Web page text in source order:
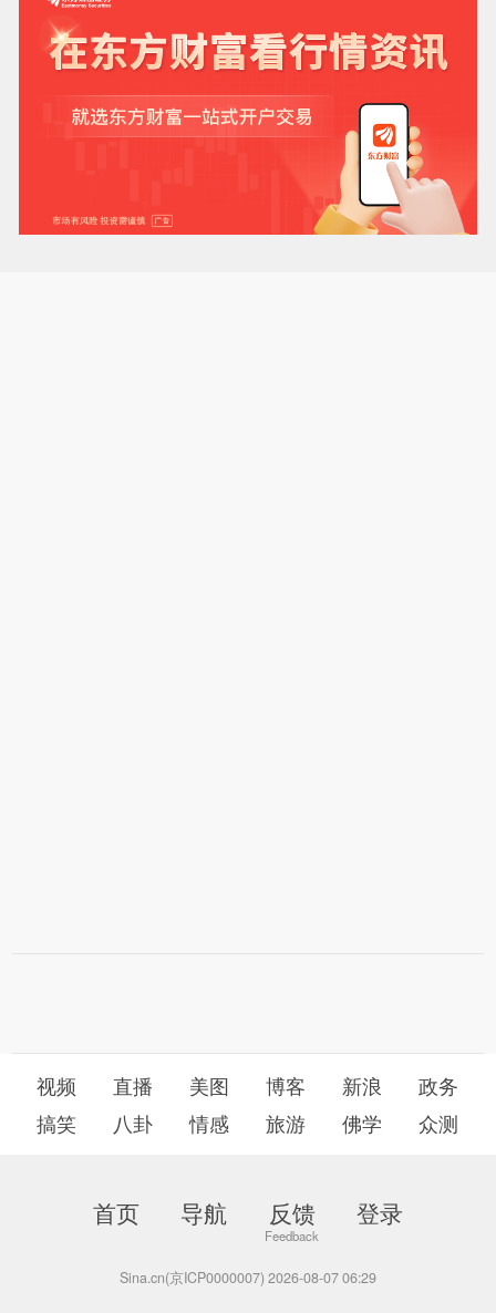
视频 直播 美图 博客 新浪
政务
搞笑
八卦 情感 旅游 佛学 众测
首页 导航 反馈 登录
Sina.cn(京ICP0000007) 2026-08-07 06:29